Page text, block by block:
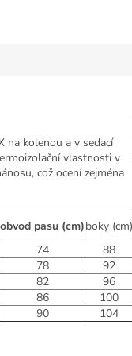
na kolenou a v sedací
vlastnosti v
což ocení zejména
obvod pasu (cm)boky (cm)
74
88
78
92
82
96
86
100
90 104